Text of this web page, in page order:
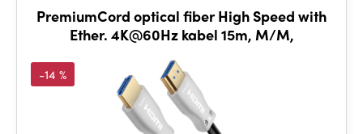
PremiumCord optical fiber High Speed with
Ether. 4K@60Hz kabel 15m, M/M,
-14 %